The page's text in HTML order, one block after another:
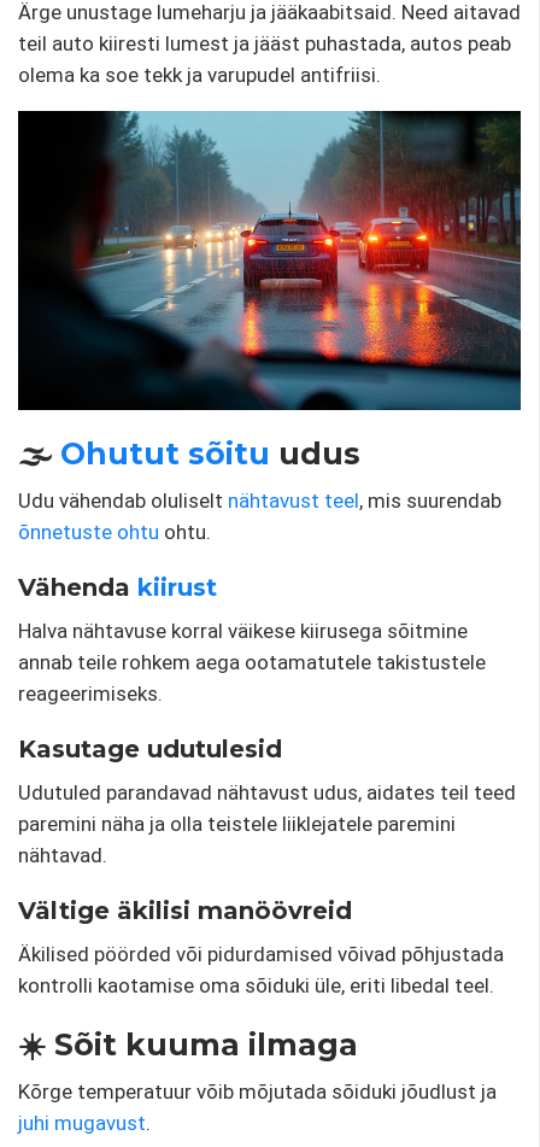
Ärge unustage lumeharju ja jääkaabitsaid. Need aitavad
teil auto kiiresti lumest ja jääst puhastada, autos peab
olema ka soe tekk ja varupudel antifriisi.
🌫️ Ohutut sõitu udus
Udu vähendab oluliselt nähtavust teel, mis suurendab
õnnetuste ohtu ohtu.
Vähenda kiirust
Halva nähtavuse korral väikese kiirusega sõitmine
annab teile rohkem aega ootamatutele takistustele
reageerimiseks.
Kasutage udutulesid
Udutuled parandavad nähtavust udus, aidates teil teed
paremini näha ja olla teistele liiklejatele paremini
nähtavad.
Vältige äkilisi manöövreid
Äkilised pöörded või pidurdamised võivad põhjustada
kontrolli kaotamise oma sõiduki üle, eriti libedal teel.
☀️ Sõit kuuma ilmaga
Kõrge temperatuur võib mõjutada sõiduki jõudlust ja
juhi mugavust.